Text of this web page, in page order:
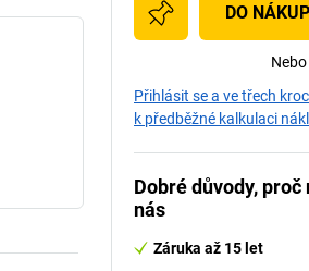
DO
Nebo
Přihlásit se a ve třech
k předběžné kalkulaci
Dobré důvody,
nás
Záruka až 15 let